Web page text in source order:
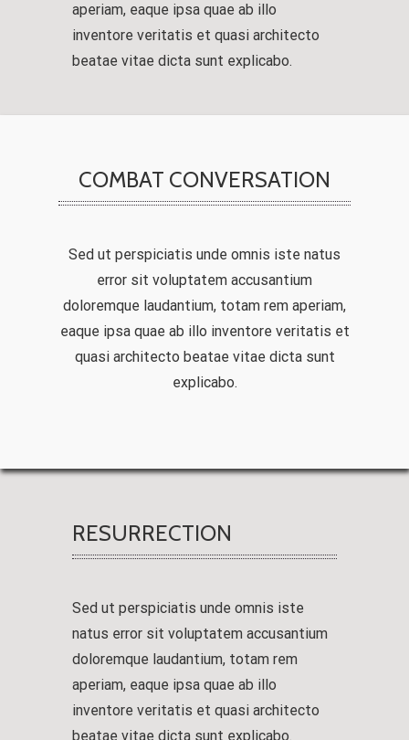
aperiam, eaque ipsa quae ab illo
inventore veritatis et quasi architecto
beatae vitae dicta sunt explicabo.
COMBAT CONVERSATION
Sed ut perspiciatis unde omnis iste natus
error sit voluptatem accusantium
doloremque laudantium, totam rem aperiam,
eaque ipsa quae ab illo inventore veritatis et
quasi architecto beatae vitae dicta sunt
explicabo.
RESURRECTION
Sed ut perspiciatis unde omnis iste
natus error sit voluptatem accusantium
doloremque laudantium, totam rem
aperiam, eaque ipsa quae ab illo
inventore veritatis et quasi architecto
beatae vitae dicta sunt explicabo.